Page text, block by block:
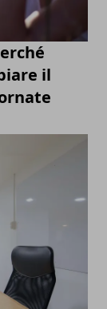
il